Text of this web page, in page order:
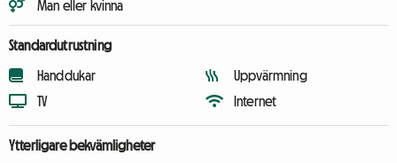
Man eller kvinna
Standardutrustning
Handdukar
TV
Uppvärmning
Internet
Ytterligare bekvämligheter